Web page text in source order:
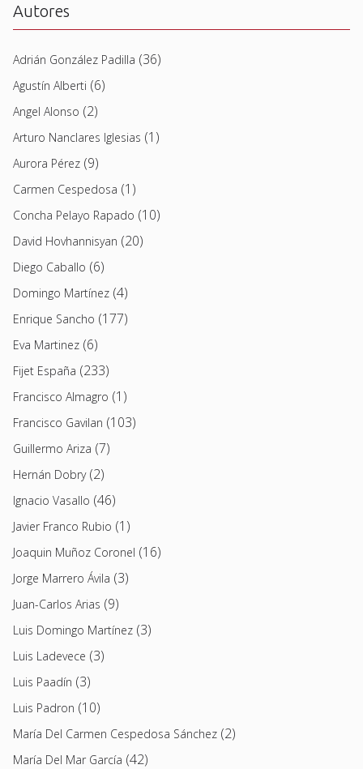
Autores
Adrián González Padilla (36)
Agustín Alberti (6)
Angel Alonso (2)
Arturo Nanclares Iglesias (1)
Aurora Pérez (9)
Carmen Cespedosa (1)
Concha Pelayo Rapado (10)
David Hovhannisyan (20)
Diego Caballo (6)
Domingo Martínez (4)
Enrique Sancho (177)
Eva Martinez (6)
Fijet España (233)
Francisco Almagro (1)
Francisco Gavilan (103)
Guillermo Ariza (7)
Hernán Dobry(2)
Ignacio Vasallo (46)
Javier Franco Rubio (1)
Joaquin Muñoz Coronel (16)
Jorge Marrero Ávila (3)
Juan-Carlos Arias (9)
Luis Domingo Martínez (3)
Luis Ladevece (3)
Luis Paadín (3)
Luis Padron (10)
María Del Carmen Cespedosa Sánchez (2)
María Del Mar García (42)